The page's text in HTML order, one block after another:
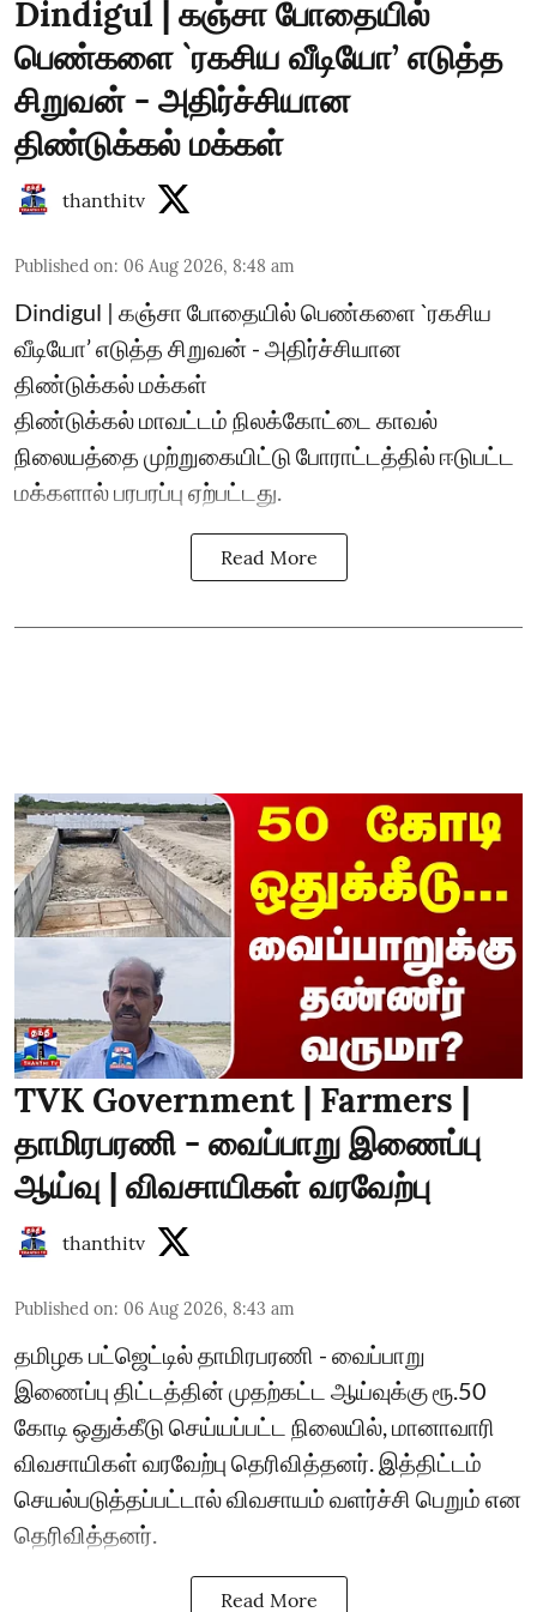
Dindigul | கஞ்சா போதையில்
பெண்களை `ரகசிய வீடியோ’ எடுத்த
சிறுவன் - அதிர்ச்சியான
திண்டுக்கல் மக்கள்
thanthitv
Published on: 06 Aug 2026, 8:48 am
Dindigul | கஞ்சா போதையில் பெண்களை `ரகசிய
வீடியோ’ எடுத்த சிறுவன் - அதிர்ச்சியான
திண்டுக்கல் மக்கள்
திண்டுக்கல் மாவட்டம் நிலக்கோட்டை காவல்
நிலையத்தை முற்றுகையிட்டு போராட்டத்தில் ஈடுபட்ட
மக்களால் பரபரப்பு ஏற்பட்டது.
Read More
TVK Government | Farmers |
தாமிரபரணி - வைப்பாறு இணைப்பு
ஆய்வு | விவசாயிகள் வரவேற்பு
thanthitv
Published on: 06 Aug 2026, 8:43 am
தமிழக பட்ஜெட்டில் தாமிரபரணி - வைப்பாறு
இணைப்பு திட்டத்தின் முதற்கட்ட ஆய்வுக்கு ரூ.50
கோடி ஒதுக்கீடு செய்யப்பட்ட நிலையில், மானாவாரி
விவசாயிகள் வரவேற்பு தெரிவித்தனர். இத்திட்டம்
செயல்படுத்தப்பட்டால் விவசாயம் வளர்ச்சி பெறும் என
தெரிவித்தனர்.
Read More